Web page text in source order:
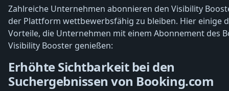
Zahlreiche Unternehmen abonnieren den Visibility
der Plattform wettbewerbsfähig zu bleiben. Hier einige
Vorteile, die Unternehmen mit einem Abonnement des
Visibility Booster genießen:
Erhöhte Sichtbarkeit bei den
Suchergebnissen von Booking.com